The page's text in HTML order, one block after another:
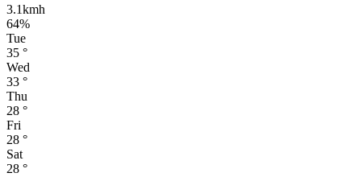
3.1kmh
64%
Tue
35 °
Wed
33 °
Thu
28 °
Fri
28 °
Sat
28 °